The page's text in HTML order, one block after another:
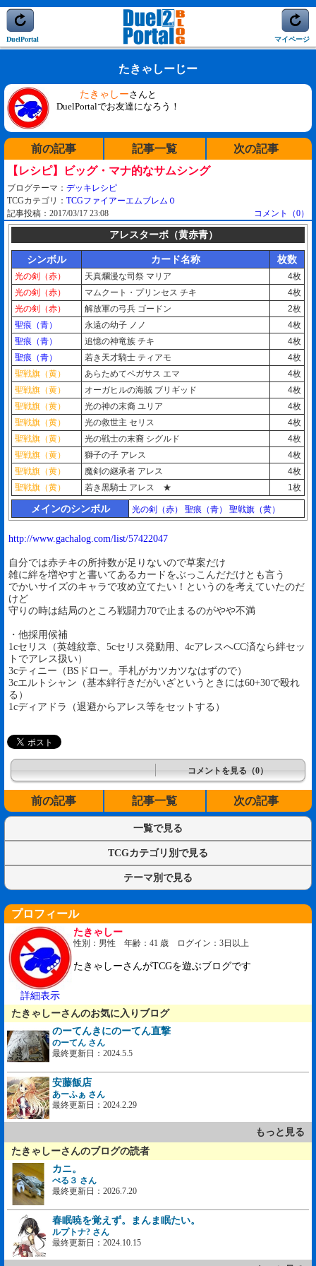
DuelPortal マイページ
たきゃしーじー
たきゃしーさんと
DuelPortalでお友達になろう！
前の記事 記事一覧
次の記事
【レシピ】ビッグ・マナ的なサムシング
ブログテーマ： デッキレシピ
TCGカテゴリ： TCGファイアーエムブレム０
記事投稿：2017/03/17 23:08
コメント（0）
アレスターボ（黄赤青）
シンボル カード名称 枚数
光の剣（赤） 天真爛漫な司祭 マリア
4枚
光の剣（赤）
マムクート・プリンセス チキ
4枚
光の剣（赤）
解放軍の弓兵 ゴードン
2枚
聖痕（青）
永遠の幼子 ノノ
4枚
聖痕（青）
追憶の神竜族 チキ
4枚
聖痕（青）
若き天才騎士 ティアモ
4枚
聖戦旗（黄）
あらためてペガサス エマ
4枚
聖戦旗（黄）
オーガヒルの海賊 ブリギッド
4枚
聖戦旗（黄）
光の神の末裔 ユリア
4枚
聖戦旗（黄）
光の救世主 セリス
4枚
聖戦旗（黄）
光の戦士の末裔 シグルド
4枚
聖戦旗（黄）
獅子の子 アレス
4枚
聖戦旗（黄）
魔剣の継承者 アレス
4枚
聖戦旗（黄）
若き黒騎士 アレス ★ 1枚
メインのシンボル 光の剣（赤） 聖痕（青） 聖戦旗（黄）
http://www.gachalog.com/list/57422047
自分では赤チキの所持数が足りないので草案だけ
雑に絆を増やすと書いてあるカードをぶっこんだだけとも言う
でかいサイズのキャラで攻め立てたい！というのを考えていたのだ
けど
守りの時は結局のところ戦闘力70で止まるのがやや不満
・他採用候補
1cセリス（英雄紋章、5cセリス発動用、4cアレスへCC済なら絆セッ
トでアレス扱い）
3cティニー（BSドロー。手札がカツカツなはずので）
3cエルトシャン（基本絆行きだがいざというときには60+30で殴れ
る）
1cディアドラ（退避からアレス等をセットする）
コメントを見る（0）
前の記事 記事一覧 次の記事
一覧で見る
TCGカテゴリ別で見る
テーマ別で見る
プロフィール
詳細表示
たきゃしー
性別：男性 年齢：41 歳 ログイン：3日以上
たきゃしーさんがTCGを遊ぶブログです
たきゃしーさんのお気に入りブログ
のーてんきにのーてん直撃
のーてん さん
最終更新日：2024.5.5
安藤飯店
あーふぁ さん
最終更新日：2024.2.29
もっと見る
たきゃしーさんのブログの読者
カニ。
ぺる３ さん
最終更新日：2026.7.20
春眠暁を覚えず。まんま眠たい。
ルプトナ? さん
最終更新日：2024.10.15